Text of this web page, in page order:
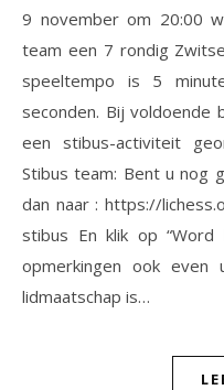
9 november om 20:00
team een 7 rondig
speeltempo is 5
seconden. Bij voldoende
een stibus-activiteit
Stibus team: Bent u nog
dan naar : https://
stibus En klik op
opmerkingen ook
lidmaatschap is…